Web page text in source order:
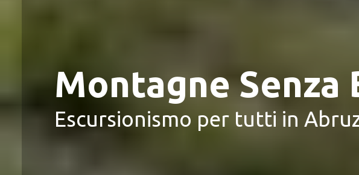
Montagne Senza
Escursionismo per tutti in